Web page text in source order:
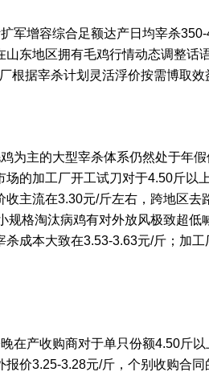
军增容综合足额达产日均宰杀
山东地区拥有毛鸡行情动态调整话
根据宰杀计划灵活浮价按需博取效
为主的大型宰杀体系仍然处于年
场的加工厂开工试刀对于4.50斤以
收主流在3.30元/斤左右，跨地区去
规格淘汰病鸡有对外放风极致超低
杀成本大致在3.53-3.63元/斤；加
在产收购商对于单只份额4.50斤
报价3.25-3.28元/斤，个别收购合